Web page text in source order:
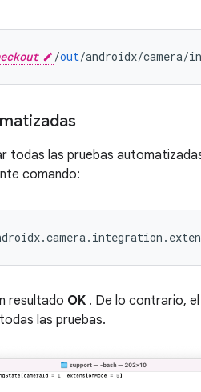
/out/androidx/camera/
todas las pruebas
comando:
.camera. integration .
resultado OK . De lo contrario,
las pruebas.